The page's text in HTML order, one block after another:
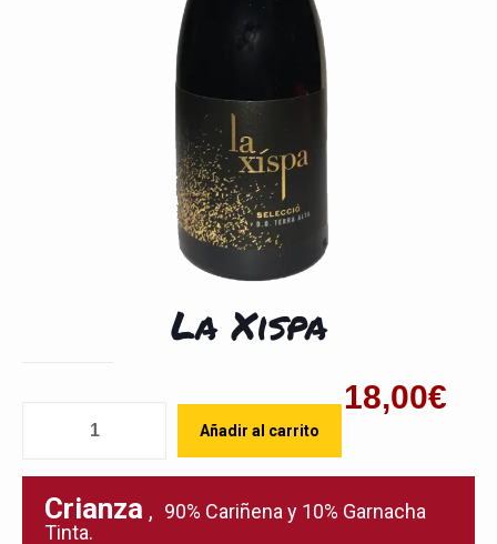
La Xispa
18,00€
Añadir al carrito
Crianza , 90% Cariñena y 10% Garnacha
Tinta.